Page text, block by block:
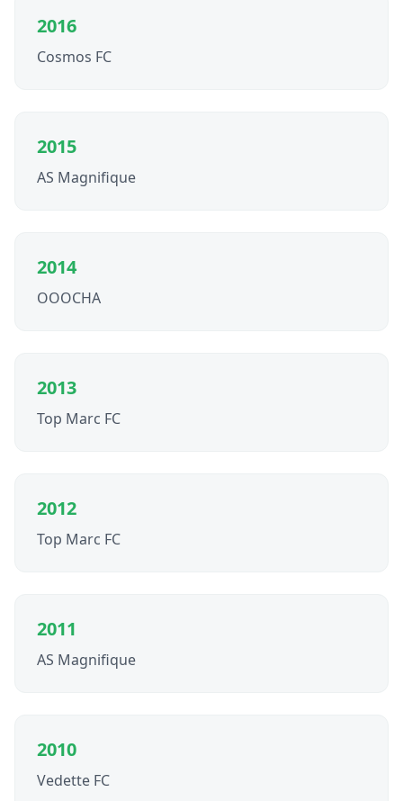
2016
Cosmos FC
2015
AS Magnifique
2014
OOOCHA
2013
Top Marc FC
2012
Top Marc FC
2011
AS Magnifique
2010
Vedette FC